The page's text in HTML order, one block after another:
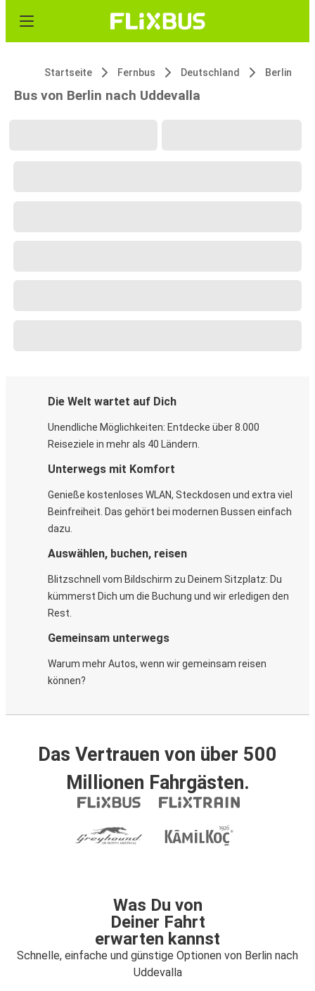
Startseite Fernbus Deutschland Berlin
Bus von Berlin nach Uddevalla
Die Welt wartet auf Dich
Unendliche Möglichkeiten: Entdecke über 8.000
Reiseziele in mehr als 40 Ländern.
Unterwegs mit Komfort
Genieße kostenloses WLAN, Steckdosen und extra viel
Beinfreiheit. Das gehört bei modernen Bussen einfach
dazu.
Auswählen, buchen, reisen
Blitzschnell vom Bildschirm zu Deinem Sitzplatz: Du
kümmerst Dich um die Buchung und wir erledigen den
Rest.
Gemeinsam unterwegs
Warum mehr Autos, wenn wir gemeinsam reisen
können?
Das Vertrauen von über 500
Millionen Fahrgästen.
Was Du von
Deiner Fahrt
erwarten kannst
Schnelle, einfache und günstige Optionen von Berlin nach
Uddevalla